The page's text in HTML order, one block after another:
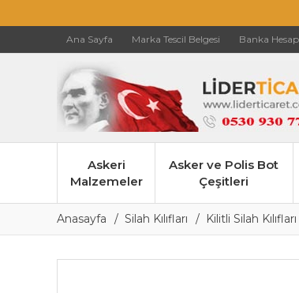
Ana Sayfa Marka Tescil Belgesi Banka
Askeri
Malzemeler
Asker ve Polis Bot
Çeşitleri
Anasayfa Silah Kılıfları Kilitli Silah